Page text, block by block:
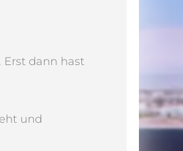
dann hast
und